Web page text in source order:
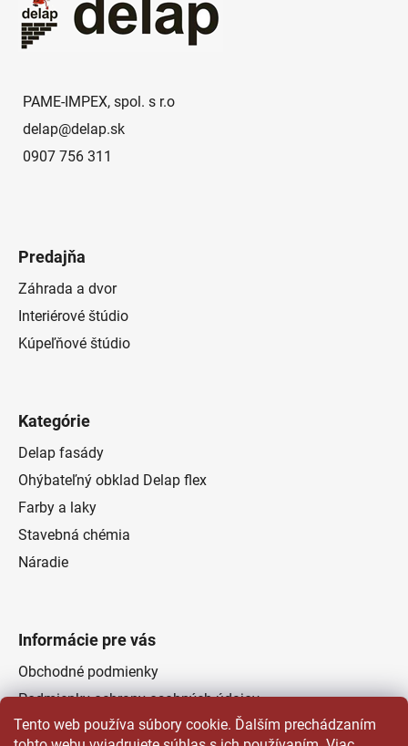
Tento web používa súbory cookie. Ďalším prechádzaním
PAME-IMPEX, spol. s r.o
delap@delap.sk
0907 756 311
Predajňa
Záhrada a dvor
Interiérové štúdio
Kúpeľňové štúdio
Kategórie
Delap fasády
Ohýbateľný obklad Delap flex
Farby a laky
Stavebná chémia
Náradie
Informácie pre vás
Obchodné podmienky
Podmienky ochrany osobných údajov
Odstúpenie od zmluvy